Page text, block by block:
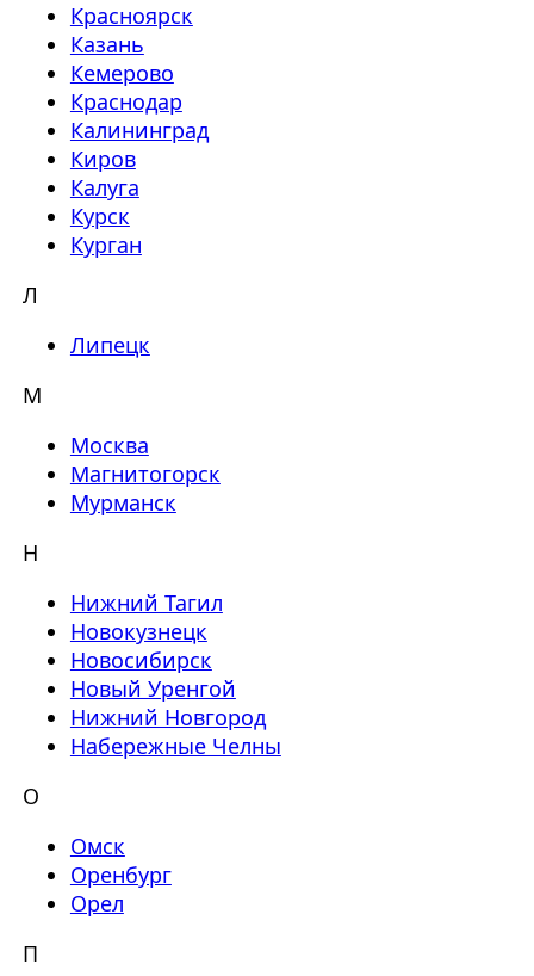
Красноярск
Казань
Кемерово
Краснодар
Калининград
Киров
Калуга
Курск
Курган
Л
Липецк
М
Москва
Магнитогорск
Мурманск
Н
Нижний Тагил
Новокузнецк
Новосибирск
Новый Уренгой
Нижний Новгород
Набережные Челны
О
Омск
Оренбург
Орел
П